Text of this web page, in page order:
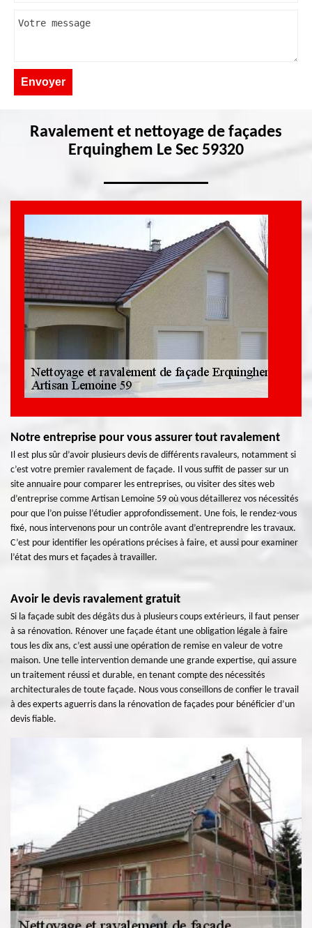
Ravalement et nettoyage de façades
Erquinghem Le Sec 59320
Notre entreprise pour vous assurer tout ravalement
Il est plus sûr d’avoir plusieurs devis de différents ravaleurs, notamment si
c’est votre premier ravalement de façade. Il vous suffit de passer sur un
site annuaire pour comparer les entreprises, ou visiter des sites web
d’entreprise comme Artisan Lemoine 59 où vous détaillerez vos nécessités
pour que l’on puisse l’étudier approfondissement. Une fois, le rendez-vous
fixé, nous intervenons pour un contrôle avant d’entreprendre les travaux.
C’est pour identifier les opérations précises à faire, et aussi pour examiner
l’état des murs et façades à travailler.
Avoir le devis ravalement gratuit
Si la façade subit des dégâts dus à plusieurs coups extérieurs, il faut penser
à sa rénovation. Rénover une façade étant une obligation légale à faire
tous les dix ans, c’est aussi une opération de remise en valeur de votre
maison. Une telle intervention demande une grande expertise, qui assure
un traitement réussi et durable, en tenant compte des nécessités
architecturales de toute façade. Nous vous conseillons de confier le travail
à des experts aguerris dans la rénovation de façades pour bénéficier d’un
devis fiable.